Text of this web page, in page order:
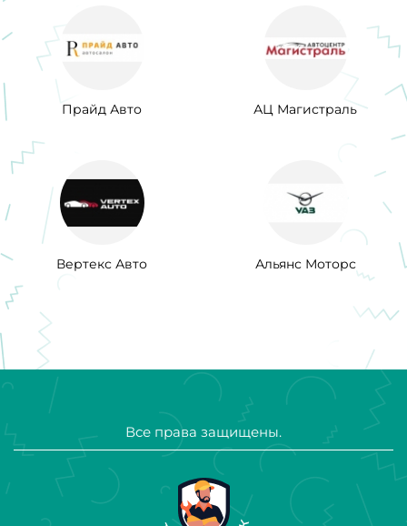
Прайд Авто АЦ Магистраль
Вертекс Авто Альянс Моторс
Все права защищены.